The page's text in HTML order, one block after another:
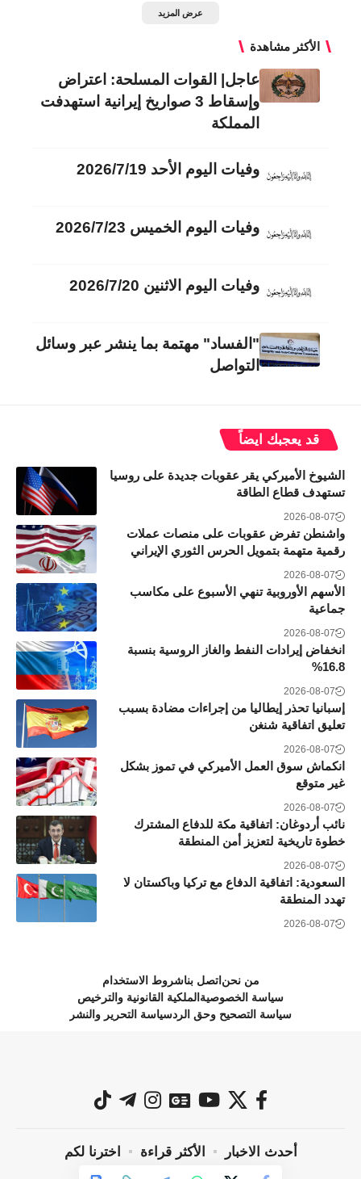
عرض المزيد
الأكثر مشاهدة
عاجل| القوات المسلحة: اعتراض
وإسقاط 3 صواريخ إيرانية استهدفت
المملكة
وفيات اليوم الأحد 2026/7/19
وفيات اليوم الخميس 2026/7/23
وفيات اليوم الاثنين 2026/7/20
"الفساد" مهتمة بما ينشر عبر وسائل
التواصل
قد يعجبك ايضاً
الشيوخ الأميركي يقر عقوبات جديدة على روسيا
تستهدف قطاع الطاقة
2026-08-07
واشنطن تفرض عقوبات على منصات عملات
رقمية متهمة بتمويل الحرس الثوري الإيراني
2026-08-07
الأسهم الأوروبية تنهي الأسبوع على مكاسب
جماعية
2026-08-07
انخفاض إيرادات النفط والغاز الروسية بنسبة
16.8%
2026-08-07
إسبانيا تحذر إيطاليا من إجراءات مضادة بسبب
تعليق اتفاقية شنغن
2026-08-07
انكماش سوق العمل الأميركي في تموز بشكل
غير متوقع
2026-08-07
نائب أردوغان: اتفاقية مكة للدفاع المشترك
خطوة تاريخية لتعزيز أمن المنطقة
2026-08-07
السعودية: اتفاقية الدفاع مع تركيا وباكستان لا
تهدد المنطقة
2026-08-07
من نحن اتصل بناشروط الاستخدام
سياسة الخصوصية الملكية القانونية والترخيص
سياسة التصحيح وحق الردسياسة التحرير والنشر
أحدث الاخبار الأكثر قراءة اخترنا لكم